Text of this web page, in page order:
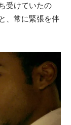
受けていたの
、常に緊張を伴